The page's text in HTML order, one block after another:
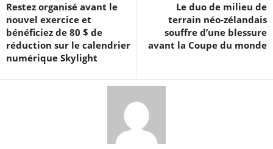
Restez organisé avant le
nouvel exercice et
bénéficiez de 80 $ de
réduction sur le calendrier
numérique Skylight
Le duo de milieu de
terrain néo-zélandais
souffre d’une blessure
avant la Coupe du monde